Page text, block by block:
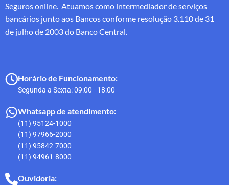
Seguros online. Atuamos como intermediador de serviços
bancários junto aos Bancos conforme resolução 3.110 de 31
de julho de 2003 do Banco Central.
Horário de Funcionamento:
Segunda a Sexta: 09:00 - 18:00
Whatsapp de atendimento:
(11) 95124-1000
(11) 97966-2000
(11) 95842-7000
(11) 94961-8000
Ouvidoria: